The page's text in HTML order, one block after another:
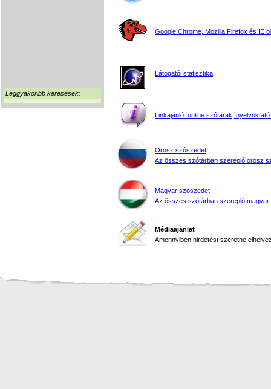
Leggyakoribb keresések:
Google Chrome, Mozilla Firefox és IE
Látogatói statisztika
Linkajánló: online szótárak, nyelvoktató
Orosz szószedet
Az összes szótárban szereplő orosz
Magyar szószedet
Az összes szótárban szereplő magyar
Médiaajánlat
Amennyiben hirdetést szeretne